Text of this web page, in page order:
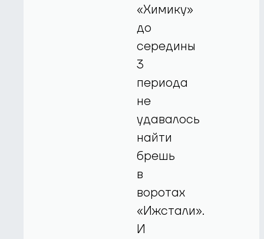
«Химику»
до
середины
3
периода
не
удавалось
найти
брешь
в
воротах
«Ижстали».
И